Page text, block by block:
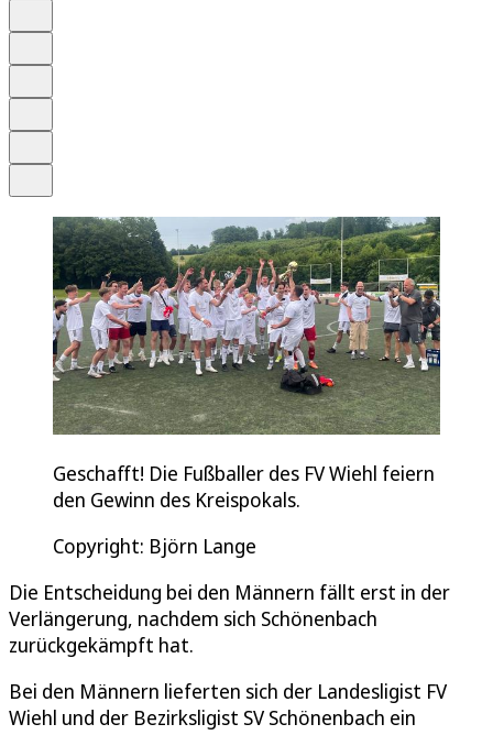
Geschafft! Die Fußballer des FV Wiehl feiern
den Gewinn des Kreispokals.
Copyright: Björn Lange
Die Entscheidung bei den Männern fällt erst in der
Verlängerung, nachdem sich Schönenbach
zurückgekämpft hat.
Bei den Männern lieferten sich der Landesligist FV
Wiehl und der Bezirksligist SV Schönenbach ein